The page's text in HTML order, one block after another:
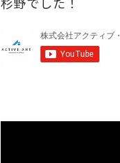
杉野でした！